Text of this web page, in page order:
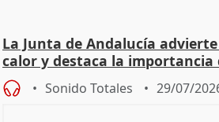
La Junta de Andalucía
calor y destaca la importancia
Sonido Totales 29/07/